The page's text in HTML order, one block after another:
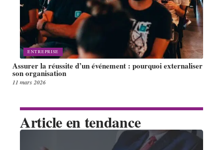
ENTREPRISE
Assurer la réussite d’un événement : pourquoi externaliser
son organisation
11 mars 2026
Article en tendance